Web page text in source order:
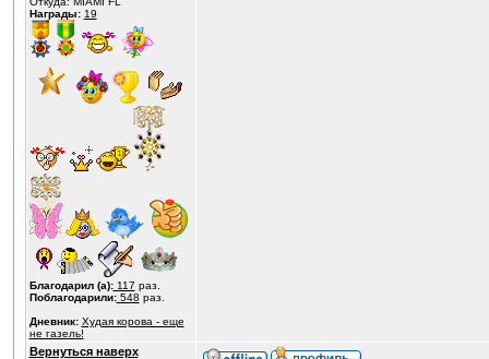
Награды: 19
Благодарил (а):117 раз.
Поблагодарили:548 раз.
Дневник: Худая корова - еще
не газель!
Вернуться наверх